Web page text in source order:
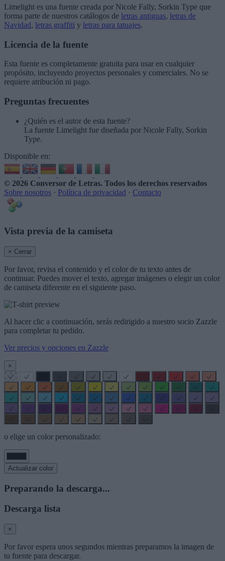
Limelight es una fuente creada por Nicole Fally, Sorkin Type que
forma parte de nuestros catálogos de letras antiguas, letras de
Navidad, letras graffiti y letras para tatuajes.
Licencia de la fuente
Esta fuente es completamente gratuita para usar en cualquier
propósito, incluyendo proyectos personales y comerciales. No se
requiere atribución ni pago.
Preguntas frecuentes
¿Quién es el autor de esta fuente?
La fuente Limelight fue diseñada por Nicole Fally, Sorkin
Type.
Disponible en:
© 2026 Conversor de Letras. Todos los derechos reservados
Sobre nosotros · Política de privacidad · Contacto
Vista previa de la camiseta
× Cerrar
Por favor, revisa el contenido y el color de tu texto antes de
continuar. Puedes mover el texto, agregar imágenes o elegir un color
de camiseta diferente en el siguiente paso.
Al hacer clic a continuación, serás redirigido a nuestro socio Zazzle
para completar tu pedido.
Ver precios y opciones en Zazzle
×
o elige un color personalizado:
Actualizar color
Preparando la descarga...
Descarga lista
×
Por favor espera unos segundos mientras preparamos la imagen de
tu fuente para descargar.